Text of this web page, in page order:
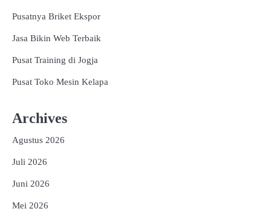
Pusatnya Briket Ekspor
Jasa Bikin Web Terbaik
Pusat Training di Jogja
Pusat Toko Mesin Kelapa
Archives
Agustus 2026
Juli 2026
Juni 2026
Mei 2026